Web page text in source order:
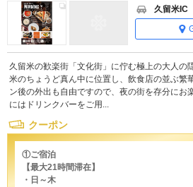
久留米IC
久留米の歓楽街「文化街」に佇む極上の大人の
米のちょうど真ん中に位置し、飲食店の並ぶ繁
ン後の外出も自由ですので、夜の街を存分にお
にはドリンクバーをご用...
クーポン
①ご宿泊
【最大21時間滞在】
・日～木